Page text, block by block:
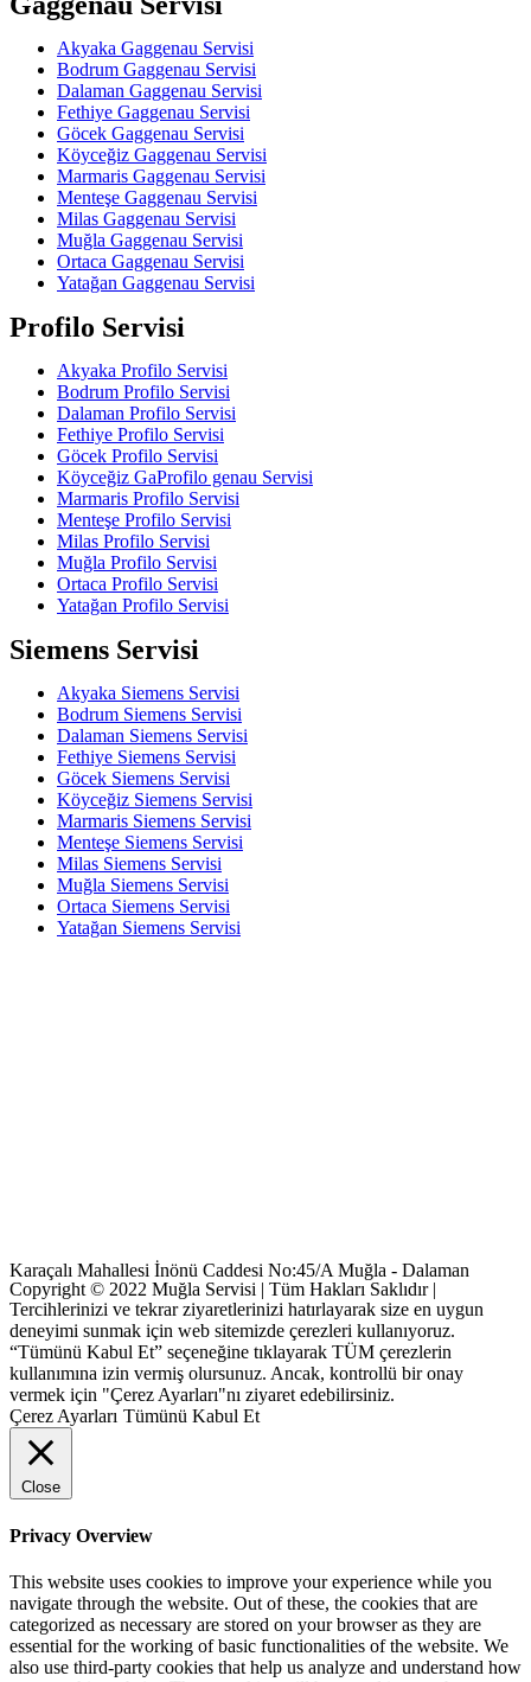
Akyaka Gaggenau Servisi
Bodrum Gaggenau Servisi
Dalaman Gaggenau Servisi
Fethiye Gaggenau Servisi
Göcek Gaggenau Servisi
Köyceğiz Gaggenau Servisi
Marmaris Gaggenau Servisi
Menteşe Gaggenau Servisi
Milas Gaggenau Servisi
Muğla Gaggenau Servisi
Ortaca Gaggenau Servisi
Yatağan Gaggenau Servisi
Profilo Servisi
Akyaka Profilo Servisi
Bodrum Profilo Servisi
Dalaman Profilo Servisi
Fethiye Profilo Servisi
Göcek Profilo Servisi
Köyceğiz GaProfilo genau Servisi
Marmaris Profilo Servisi
Menteşe Profilo Servisi
Milas Profilo Servisi
Muğla Profilo Servisi
Ortaca Profilo Servisi
Yatağan Profilo Servisi
Siemens Servisi
Akyaka Siemens Servisi
Bodrum Siemens Servisi
Dalaman Siemens Servisi
Fethiye Siemens Servisi
Göcek Siemens Servisi
Köyceğiz Siemens Servisi
Marmaris Siemens Servisi
Menteşe Siemens Servisi
Milas Siemens Servisi
Muğla Siemens Servisi
Ortaca Siemens Servisi
Yatağan Siemens Servisi
Karaçalı Mahallesi İnönü Caddesi No:45/A Muğla - Dalaman
Copyright © 2022 Muğla Servisi | Tüm Hakları Saklıdır |
Tercihlerinizi ve tekrar ziyaretlerinizi hatırlayarak size en uygun
deneyimi sunmak için web sitemizde çerezleri kullanıyoruz.
“Tümünü Kabul Et” seçeneğine tıklayarak TÜM çerezlerin
kullanımına izin vermiş olursunuz. Ancak, kontrollü bir onay
vermek için "Çerez Ayarları"nı ziyaret edebilirsiniz.
Çerez Ayarları Tümünü Kabul Et
Close
Privacy Overview
This website uses cookies to improve your experience while you
navigate through the website. Out of these, the cookies that are
categorized as necessary are stored on your browser as they are
essential for the working of basic functionalities of the website. We
also use third-party cookies that help us analyze and understand how